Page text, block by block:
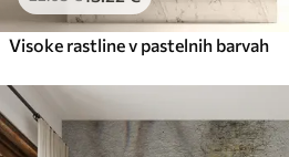
Visoke rastline v pastelnih barvah